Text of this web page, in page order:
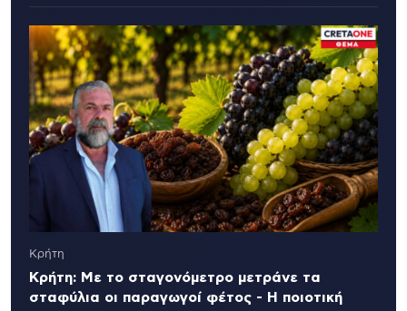
Κρήτη
Κρήτη: Με το σταγονόμετρο μετράνε τα
σταφύλια οι παραγωγοί φέτος - Η ποιοτική